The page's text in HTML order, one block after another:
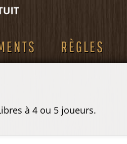
RÈGLES
à 4 ou 5 joueurs.